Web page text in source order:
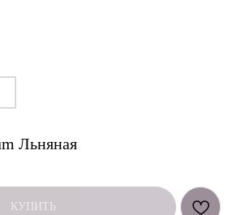
Льняная
КУПИТЬ